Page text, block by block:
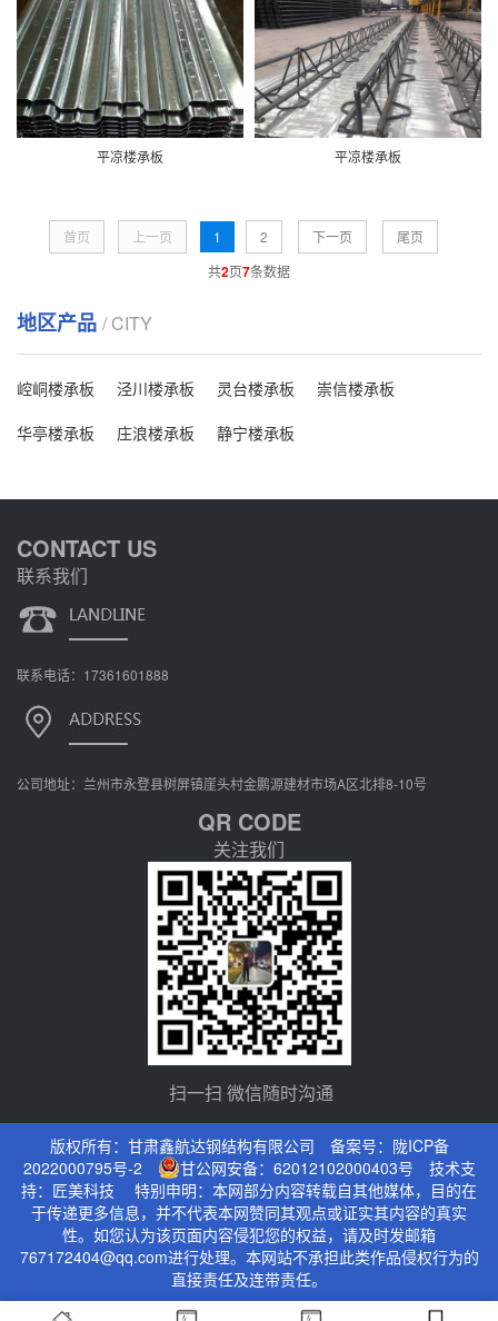
平凉楼承板 平凉楼承板
首页 上一页 1 2 下一页
尾页
共2页7条数据
地区产品 / CITY
崆峒楼承板 泾川楼承板 灵台楼承板
崇信楼承板
华亭楼承板
庄浪楼承板 静宁楼承板
CONTACT US
联系我们
联系电话：17361601888
公司地址：兰州市永登县树屏镇崖头村金鹏源建材市场A区北排8-10号
QR CODE
关注我们
扫一扫 微信随时沟通
版权所有：甘肃鑫航达钢结构有限公司 备案号： 陇ICP备
2022000795号-2
甘公网安备：62012102000403号 技术支
持： 匠美科技 特别申明：本网部分内容转载自其他媒体，目的在
于传递更多信息，并不代表本网赞同其观点或证实其内容的真实
性。如您认为该页面内容侵犯您的权益，请及时发邮箱
767172404@qq.com进行处理。本网站不承担此类作品侵权行为的
直接责任及连带责任。